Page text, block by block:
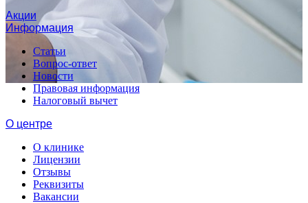
Акции
Информация
Статьи
Вопрос-ответ
Новости
Правовая информация
Налоговый вычет
О центре
О клинике
Лицензии
Отзывы
Реквизиты
Вакансии